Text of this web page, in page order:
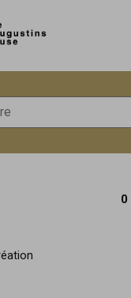
contenu
contenu
0